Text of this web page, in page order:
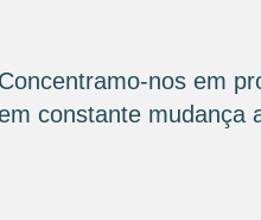
Concentramo-nos em
constante mudança